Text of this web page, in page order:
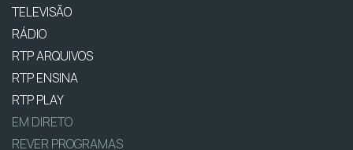
TELEVISÃO
RÁDIO
RTP ARQUIVOS
RTP ENSINA
RTP PLAY
EM DIRETO
REVER PROGRAMAS